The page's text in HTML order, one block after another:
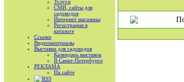
Услуги
СМИ, сайты для
садоводов
Интернет магазины
Регистрация в
каталоге
Ссылки
Видеоматериалы
Выставки для садоводов
Календарь выставок
В Санкт-Петербурге
РЕКЛАМА
На сайте
RSS